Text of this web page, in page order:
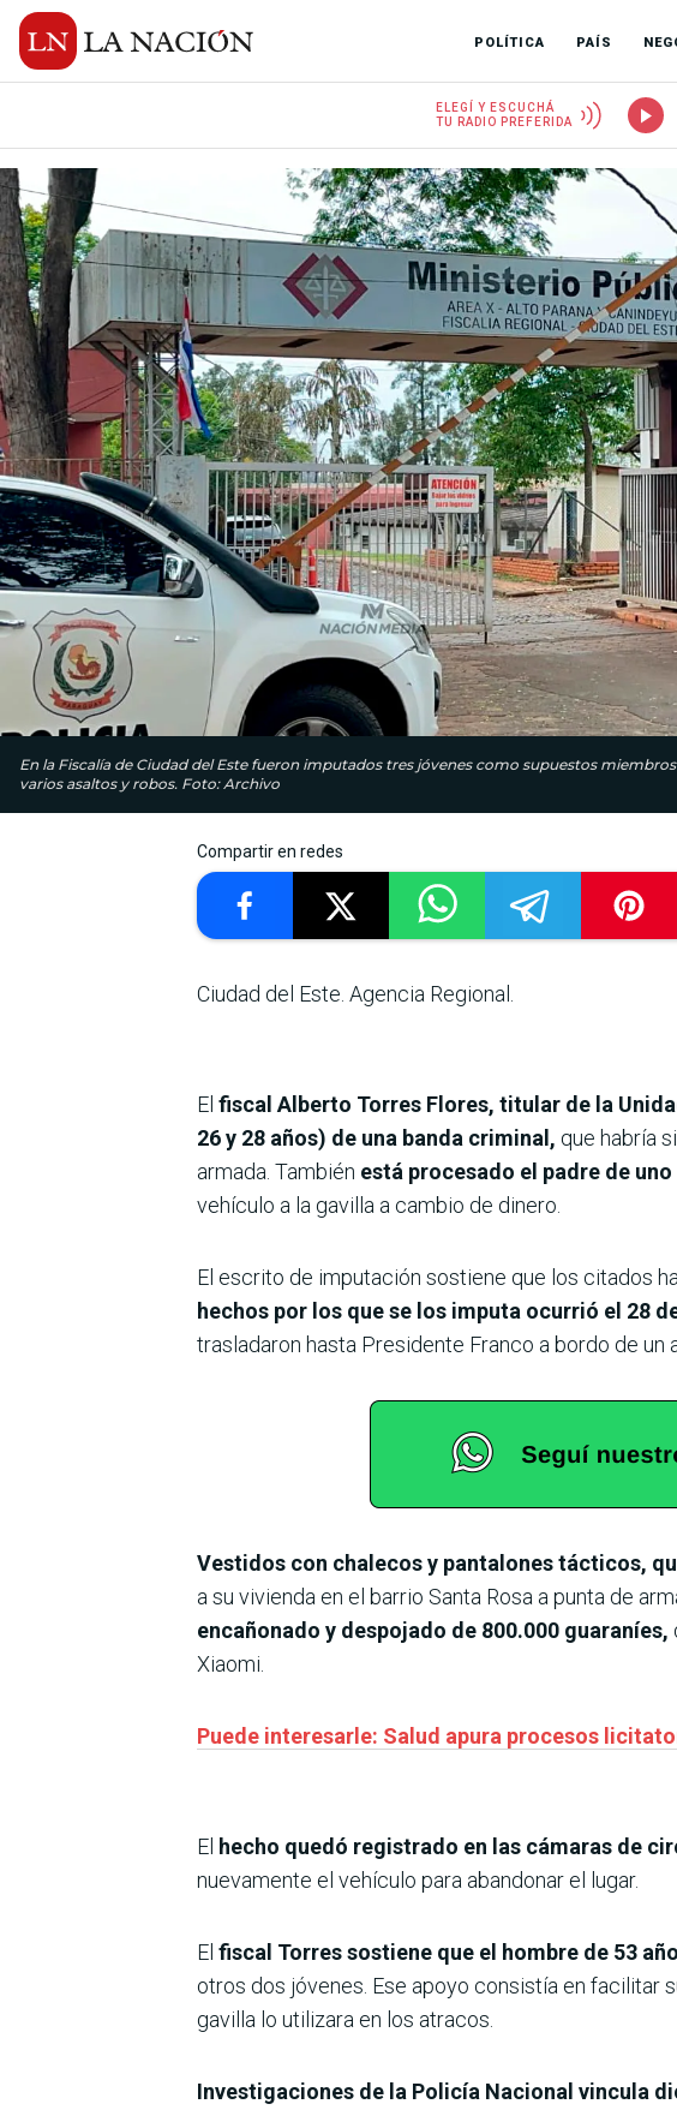
POLÍTICA PAÍS
ELEGÍ Y ESCUCHÁ
TU RADIO PREFERIDA
En la Fiscalía de Ciudad del Este fueron imputados tres jóvenes como supuestos
varios asaltos y robos. Foto: Archivo
Compartir en redes
Ciudad del Este. Agencia Regional.
El fiscal Alberto Torres Flores, titular de la
26 y 28 años) de una banda criminal, que habría
armada. También está procesado el padre de
vehículo a la gavilla a cambio de dinero.
El escrito de imputación sostiene que los citados
hechos por los que se los imputa ocurrió el 28
trasladaron hasta Presidente Franco a bordo de
Vestidos con chalecos y pantalones tácticos,
a su vivienda en el barrio Santa Rosa a punta de
encañonado y despojado de 800.000 guaraníes,
Xiaomi.
Puede interesarle: Salud apura procesos
El hecho quedó registrado en las cámaras de
nuevamente el vehículo para abandonar el lugar.
El fiscal Torres sostiene que el hombre de 53
otros dos jóvenes. Ese apoyo consistía en facilitar
gavilla lo utilizara en los atracos.
Investigaciones de la Policía Nacional vincula